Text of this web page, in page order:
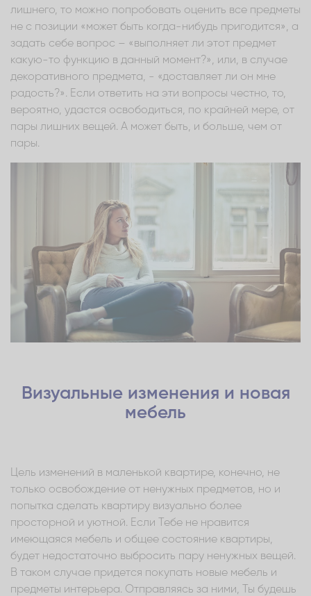
лишнего, то можно попробовать оценить все предметы
не с позиции «может быть когда-нибудь пригодится», а
задать себе вопрос – «выполняет ли этот предмет
какую-то функцию в данный момент?», или, в случае
декоративного предмета, - «доставляет ли он мне
радость?». Если ответить на эти вопросы честно, то,
вероятно, удастся освободиться, по крайней мере, от
пары лишних вещей. А может быть, и больше, чем от
пары.
Визуальные изменения и новая
мебель
Цель изменений в маленькой квартире, конечно, не
только освобождение от ненужных предметов, но и
попытка сделать квартиру визуально более
просторной и уютной. Если Тебе не нравится
имеющаяся мебель и общее состояние квартиры,
будет недостаточно выбросить пару ненужных вещей.
В таком случае придется покупать новые мебель и
предметы интерьера. Отправляясь за ними, Ты будешь